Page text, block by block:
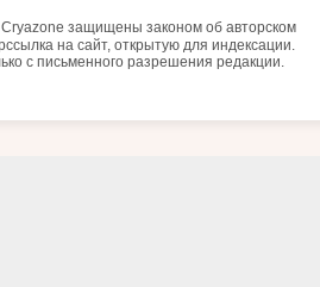
защищены законом об авторском
на сайт, открытую для индексации.
с письменного разрешения редакции.